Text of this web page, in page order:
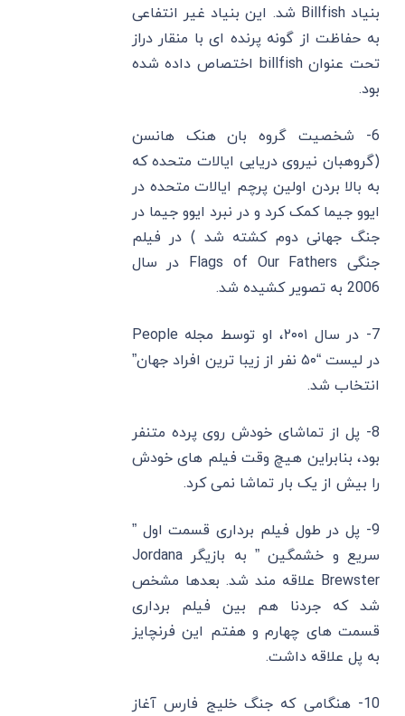
بنیاد Billfish شد. این بنیاد غیر انتفاعی
به حفاظت از گونه پرنده ‌ای با منقار دراز
تحت عنوان billfish اختصاص داده شده
بود.
6- شخصیت گروه بان هنک هانسن
(گروهبان نیروی دریایی ایالات متحده که
به بالا بردن اولین پرچم ایالات متحده در
ایوو جیما کمک کرد و در نبرد ایوو جیما در
جنگ جهانی دوم کشته شد ) در فیلم
جنگی Flags of Our Fathers در سال
2006 به تصویر کشیده شد.
7- در سال ۲۰۰۱، او توسط مجله People
در لیست “۵۰ نفر از زیبا ترین افراد جهان”
انتخاب شد.
8- پل از تماشای خودش روی پرده متنفر
بود، بنابراین هیچ وقت فیلم های خودش
را بیش از یک بار تماشا نمی‌ کرد.
9- پل در طول فیلم برداری قسمت اول ”
سریع و خشمگین ” به بازیگر Jordana
Brewster علاقه‌ مند شد. بعدها مشخص
شد که جردنا هم بین فیلم برداری
قسمت های چهارم و هفتم این فرنچایز
به پل علاقه داشت.
10- هنگامی که جنگ خلیج فارس آغاز